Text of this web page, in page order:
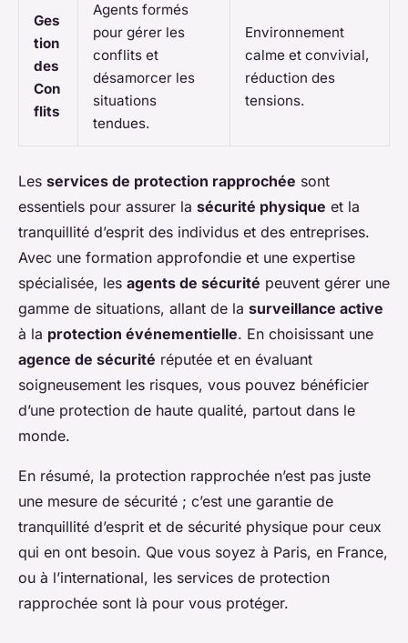
Ges
tion
des
Con
flits
Agents formés
pour gérer les
conflits et
désamorcer les
situations
tendues.
Environnement
calme et convivial,
réduction des
tensions.
Les services de protection rapprochée sont
essentiels pour assurer la sécurité physique et la
tranquillité d’esprit des individus et des entreprises.
Avec une formation approfondie et une expertise
spécialisée, les agents de sécurité peuvent gérer une
gamme de situations, allant de la surveillance active
à la protection événementielle. En choisissant une
agence de sécurité réputée et en évaluant
soigneusement les risques, vous pouvez bénéficier
d’une protection de haute qualité, partout dans le
monde.
En résumé, la protection rapprochée n’est pas juste
une mesure de sécurité ; c’est une garantie de
tranquillité d’esprit et de sécurité physique pour ceux
qui en ont besoin. Que vous soyez à Paris, en France,
ou à l’international, les services de protection
rapprochée sont là pour vous protéger.